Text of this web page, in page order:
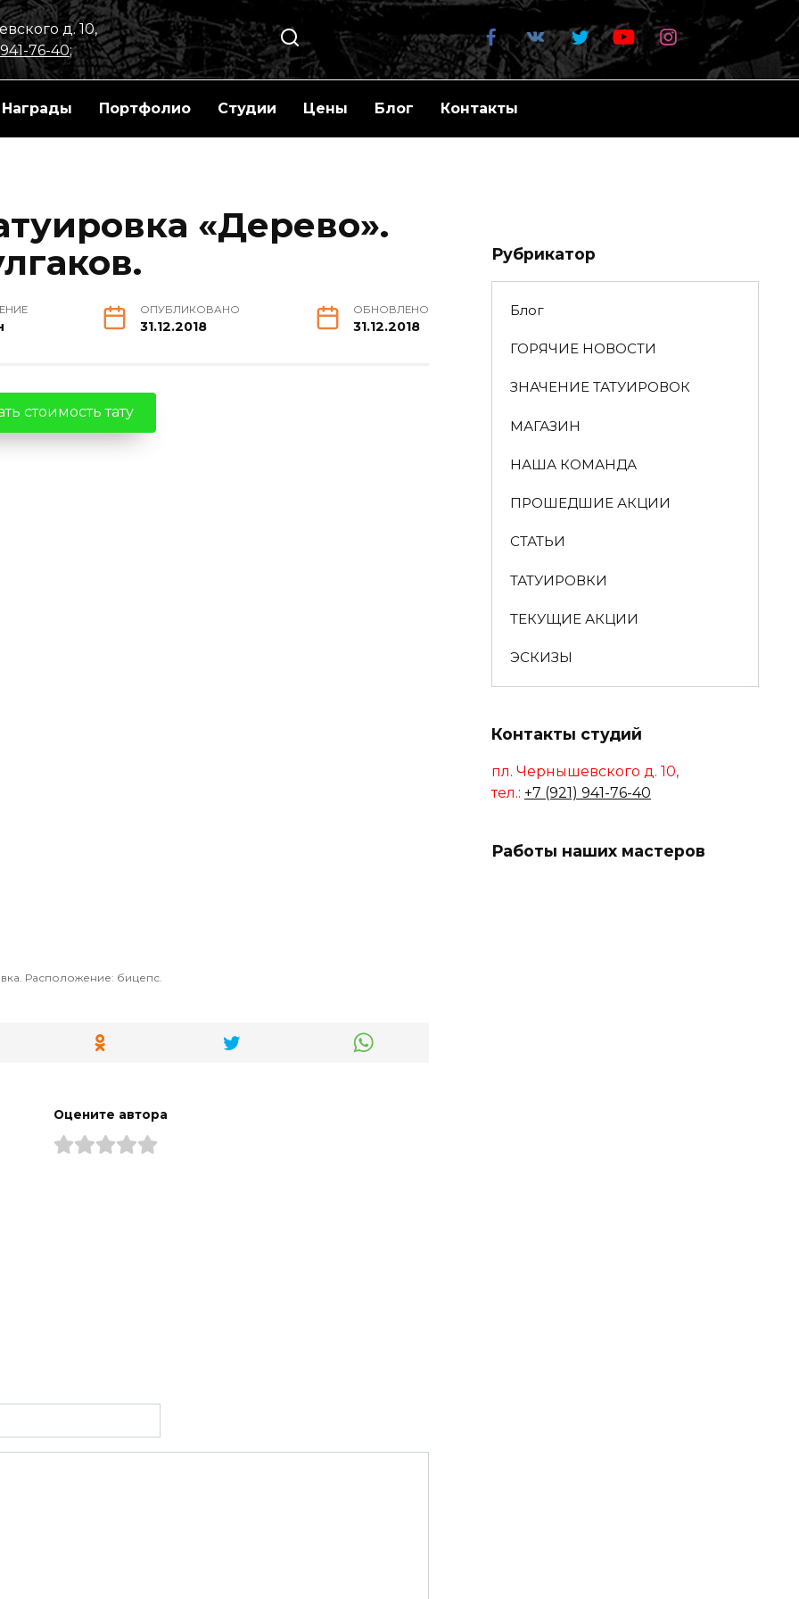
д. 10,
76-40;
Награды Портфолио Студии Цены Блог Контакты
«Дерево».
ОПУБЛИКОВАНО
31.12.2018
ОБНОВЛЕНО
31.12.2018
стоимость тату
Расположение: бицепс.
Оцените автора
Рубрикатор
Блог
ГОРЯЧИЕ НОВОСТИ
ЗНАЧЕНИЕ ТАТУИРОВОК
МАГАЗИН
НАША КОМАНДА
ПРОШЕДШИЕ АКЦИИ
СТАТЬИ
ТАТУИРОВКИ
ТЕКУЩИЕ АКЦИИ
ЭСКИЗЫ
Контакты студий
пл. Чернышевского д. 10,
тел.: +7 (921) 941-76-40
Работы наших мастеров